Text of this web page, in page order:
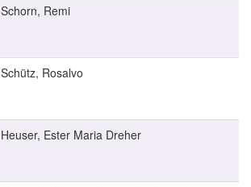
Schorn, Remi
Schütz, Rosalvo
Heuser, Ester Maria Dreher